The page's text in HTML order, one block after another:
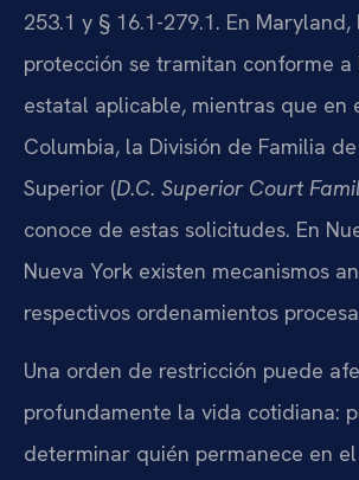
253.1 y § 16.1-279.1. En
protección se tramitan conforme a
estatal aplicable, mientras que en
Columbia, la División de Familia
Superior (D.C. Superior Court
conoce de estas solicitudes. En
Nueva York existen mecanismos
respectivos ordenamientos
Una orden de restricción puede
profundamente la vida cotidiana:
determinar quién permanece en